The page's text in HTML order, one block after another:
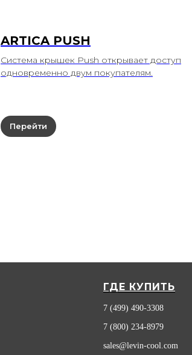
ARTICA PUSH
Система крышек Push открывает доступ
одновременно двум покупателям.
Перейти
ГДЕ КУПИТЬ
7 (499) 490-3308
7 (800) 234-8979
sales@levin-cool.com